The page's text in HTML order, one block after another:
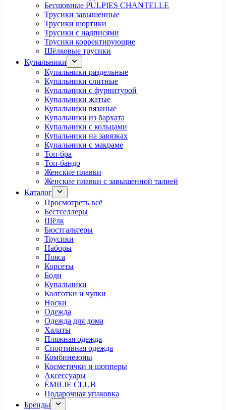
Бесшовные PULPIES CHANTELLE
Трусики завышенные
Трусики шортики
Трусики с надписями
Трусики корректирующие
Шёлковые трусики
Купальники
Купальники раздельные
Купальники слитные
Купальники с фурнитурой
Купальники жатые
Купальники вязаные
Купальники из бархата
Купальники с кольцами
Купальники на завязках
Купальники с макраме
Топ-бра
Топ-бандо
Женские плавки
Женские плавки с завышенной талией
Каталог
Просмотреть всё
Бестселлеры
Шёлк
Бюстгальтеры
Трусики
Наборы
Пояса
Корсеты
Боди
Купальники
Колготки и чулки
Носки
Одежда
Одежда для дома
Халаты
Пляжная одежда
Спортивная одежда
Комбинезоны
Косметички и шопперы
Аксессуары
ÉMILIE CLUB
Подарочная упаковка
Бренды